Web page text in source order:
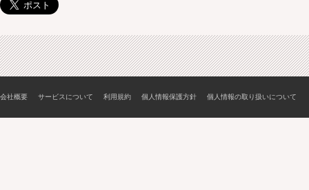
会社概要 サービスについて 利用規約 個人情報保護方針 個人情報の取り扱いについて